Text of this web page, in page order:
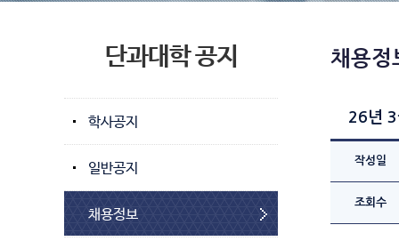
단과대학 공지
학사공지
일반공지
채용정보
채용정
26년 3
작성일
조회수